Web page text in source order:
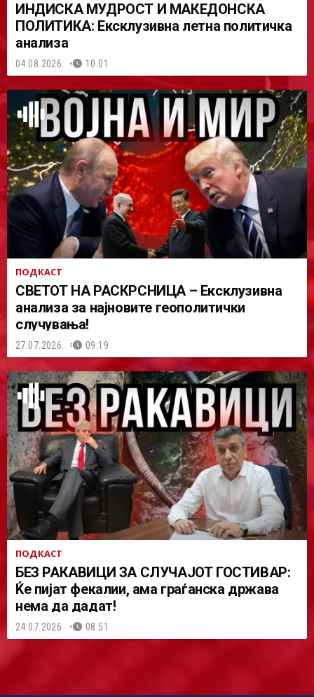
ИНДИСКА МУДРОСТ И МАКЕДОНСКА
ПОЛИТИКА: Ексклузивна летна политичка
анализа
04.08.2026. 10:01
ПОДКАСТ
СВЕТОТ НА РАСКРСНИЦА – Ексклузивна
анализа за најновите геополитички
случувања!
27.07.2026. 09:19
ПОДКАСТ
БЕЗ РАКАВИЦИ ЗА СЛУЧАЈОТ ГОСТИВАР:
Ќе пијат фекалии, ама граѓанска држава
нема да дадат!
24.07.2026. 08:51